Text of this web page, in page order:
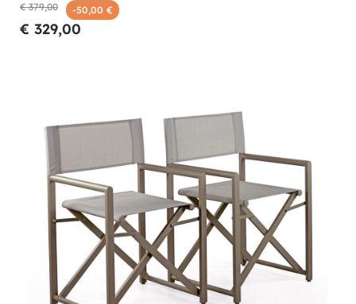
€ 379,00 -50,00 €
€ 329,00